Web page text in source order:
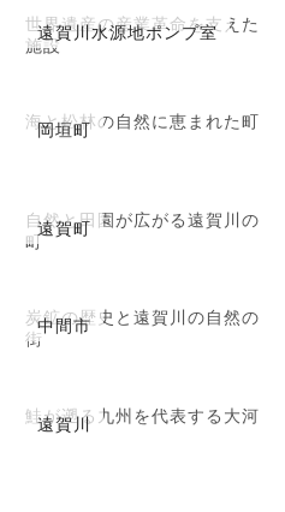
遠賀川水源地ポンプ室
世界遺産の産業革命を支えた
施設
岡垣町
海と松林の自然に恵まれた町
遠賀町
自然と田園が広がる遠賀川の
町
中間市
炭鉱の歴史と遠賀川の自然の
街
遠賀川
鮭が遡る九州を代表する大河